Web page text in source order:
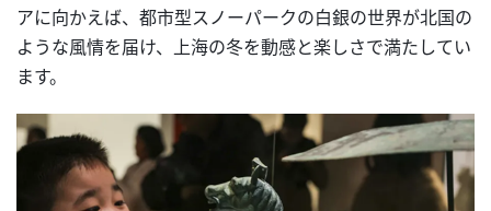
アに向かえば、都市型スノーパークの白銀の世界が北国の
ような風情を届け、上海の冬を動感と楽しさで満たしてい
ます。